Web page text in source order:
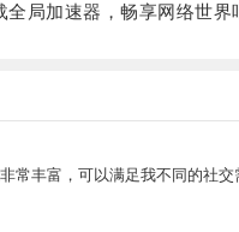
加速器，畅享网络世界
常丰富，可以满足我不同的社交